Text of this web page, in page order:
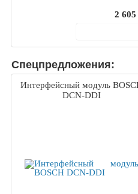
2 605
Спецпредложения:
Интерфейсный модуль
DCN-DDI